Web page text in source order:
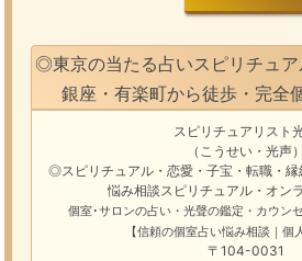
◎東京の当たる占いスピリチュア
銀座・有楽町から徒歩・完全
スピリチュアリスト
（こうせい・光声）
◎スピリチュアル・恋愛・子宝・転職・縁
悩み相談スピリチュアル・オン
個室･サロンの占い・光聲の鑑定・カウン
【信頼の個室占い悩み相談｜個
〒104-0031